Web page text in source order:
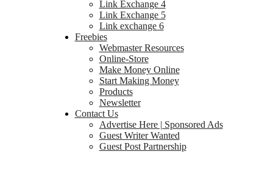
Link Exchange 4
Link Exchange 5
Link exchange 6
Freebies
Webmaster Resources
Online-Store
Make Money Online
Start Making Money
Products
Newsletter
Contact Us
Advertise Here | Sponsored Ads
Guest Writer Wanted
Guest Post Partnership